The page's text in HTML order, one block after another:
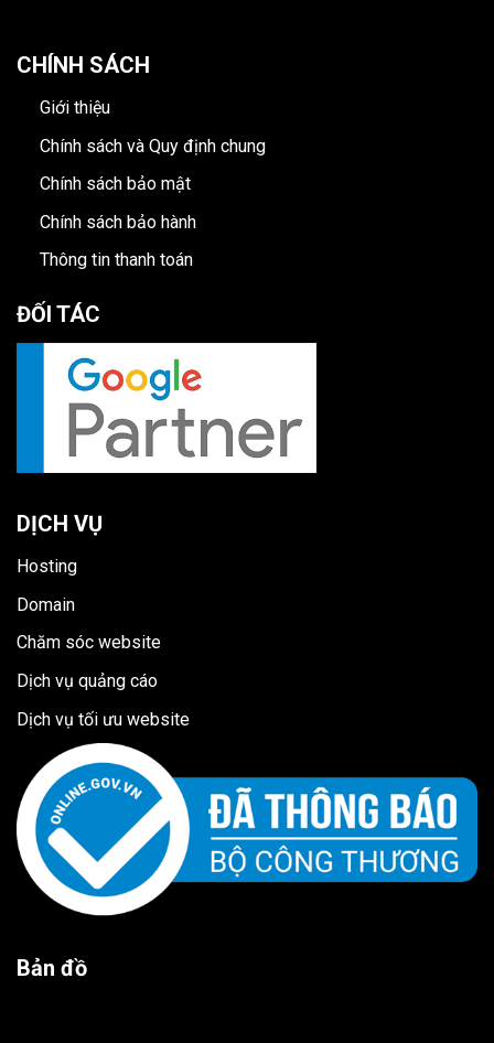
CHÍNH SÁCH
Giới thiệu
Chính sách và Quy định chung
Chính sách bảo mật
Chính sách bảo hành
Thông tin thanh toán
ĐỐI TÁC
DỊCH VỤ
Hosting
Domain
Chăm sóc website
Dịch vụ quảng cáo
Dịch vụ tối ưu website
Bản đồ